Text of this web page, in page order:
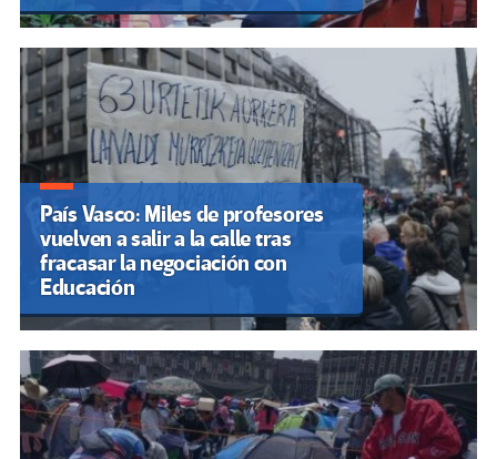
País Vasco: Miles de profesores
vuelven a salir a la calle tras
fracasar la negociación con
Educación